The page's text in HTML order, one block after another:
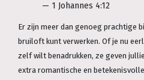
— 1 Johannes 4:12
Er zijn meer dan genoeg prachtige
bruiloft kunt verwerken. Of je nu
zelf wilt benadrukken, ze geven
extra romantische en